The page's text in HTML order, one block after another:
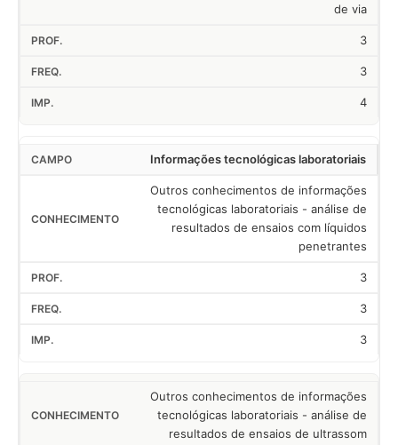
de via
3
3
4
Informações tecnológicas laboratoriais
Outros conhecimentos de informações
tecnológicas laboratoriais - análise de
resultados de ensaios com líquidos
penetrantes
3
3
3
Outros conhecimentos de informações
tecnológicas laboratoriais - análise de
resultados de ensaios de ultrassom